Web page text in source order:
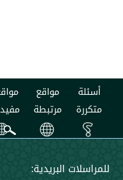
مواقع
مرتبطة
مواقع
مفيدة
تواصل
معنا
البريدية: